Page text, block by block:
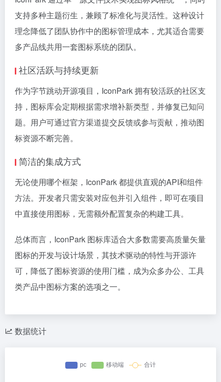
支持多种主题衍生，兼顾了标准化与灵活性。这种设计
理念降低了团队协作中的图标管理成本，尤其适合需要
多产品线共用一套图标系统的团队。
社区活跃与持续更新
作为字节跳动开源项目，IconPark 拥有较活跃的社区支
持，图标库会定期根据需求增补新类型，并修复已知问
题。用户可通过官方渠道提交反馈或参与贡献，推动图
标资源不断完善。
简洁的集成方式
无论使用哪个框架，IconPark 都提供直观的API和组件
方法。开发者只需安装对应包并引入组件，即可在项目
中直接使用图标，无需额外配置复杂的构建工具。
总体而言，IconPark 图标库适合大多数需要高质量矢量
图标的开发与设计场景，其技术驱动的特性与开源许
可，降低了图标资源的使用门槛，成为众多办公、工具
类产品中图标方案的选项之一。
数据统计